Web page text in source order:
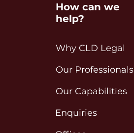
How can we
help?
Why CLD Legal
Our Professionals
Our Capabilities
Enquiries